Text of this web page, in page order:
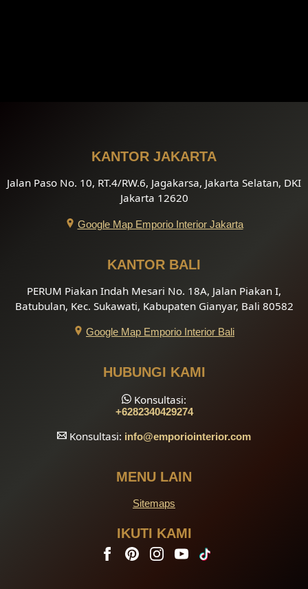
KANTOR JAKARTA
Jalan Paso No. 10, RT.4/RW.6, Jagakarsa, Jakarta Selatan, DKI
Jakarta 12620
Google Map Emporio Interior Jakarta
KANTOR BALI
PERUM Piakan Indah Mesari No. 18A, Jalan Piakan I,
Batubulan, Kec. Sukawati, Kabupaten Gianyar, Bali 80582
Google Map Emporio Interior Bali
HUBUNGI KAMI
Konsultasi:
+6282340429274
Konsultasi: info@emporiointerior.com
MENU LAIN
Sitemaps
IKUTI KAMI